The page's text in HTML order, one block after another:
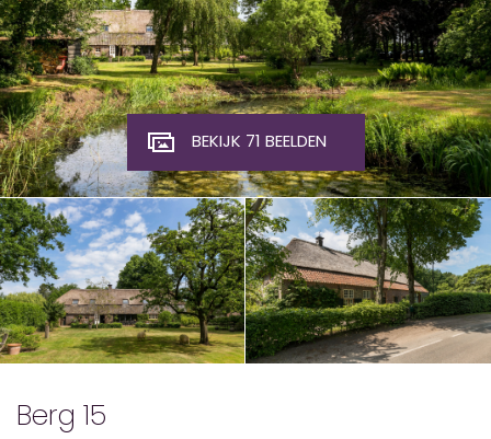
BEKIJK 71 BEELDEN
Berg 15